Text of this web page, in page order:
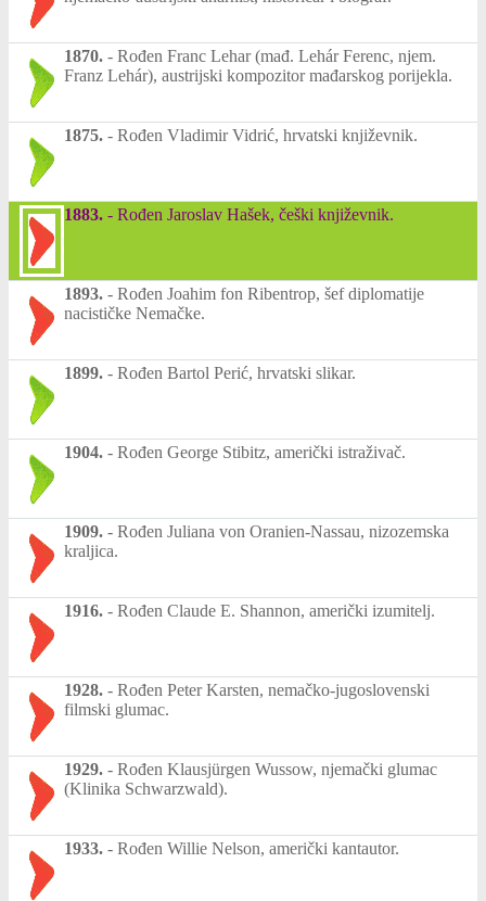
1870. - Rođen Franc Lehar (mađ. Lehár Ferenc, njem.
Franz Lehár), austrijski kompozitor mađarskog porijekla.
1875. - Rođen Vladimir Vidrić, hrvatski književnik.
1883. - Rođen Jaroslav Hašek, češki književnik.
1893. - Rođen Joahim fon Ribentrop, šef diplomatije
nacističke Nemačke.
1899. - Rođen Bartol Perić, hrvatski slikar.
1904. - Rođen George Stibitz, američki istraživač.
1909. - Rođen Juliana von Oranien-Nassau, nizozemska
kraljica.
1916. - Rođen Claude E. Shannon, američki izumitelj.
1928. - Rođen Peter Karsten, nemačko-jugoslovenski
filmski glumac.
1929. - Rođen Klausjürgen Wussow, njemački glumac
(Klinika Schwarzwald).
1933. - Rođen Willie Nelson, američki kantautor.